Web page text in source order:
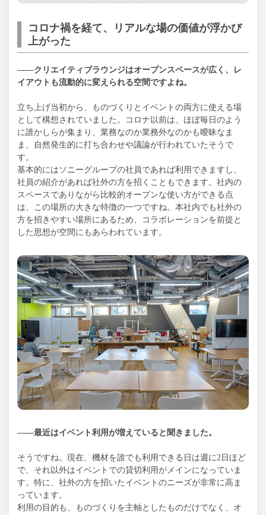
コロナ禍を経て、リアルな場の価値が浮かび
上がった
——クリエイティブラウンジはオープンスペースが広く、レ
イアウトも流動的に変えられる空間ですよね。
立ち上げ当初から、ものづくりとイベントの両方に使える場
として構想されていました。コロナ以前は、ほぼ毎日のよう
に誰かしらが集まり、業務なのか業務外なのかも曖昧なま
ま、自然発生的に打ち合わせや議論が行われていたそうで
す。
基本的にはソニーグループの社員であれば利用できますし、
社員の紹介があれば社外の方を招くこともできます。社内の
スペースでありながら比較的オープンな使い方ができる点
は、この場所の大きな特徴の一つですね。本社内でも社外の
方を招きやすい場所にあるため、コラボレーションを前提と
した思想が空間にもあらわれています。
——最近はイベント利用が増えていると聞きました。
そうですね。現在、機材を誰でも利用できる日は週に2日ほど
で、それ以外はイベントでの貸切利用がメインになっていま
す。特に、社外の方を招いたイベントのニーズが非常に高ま
っています。
利用の目的も、ものづくりを主軸としたものだけでなく、オ